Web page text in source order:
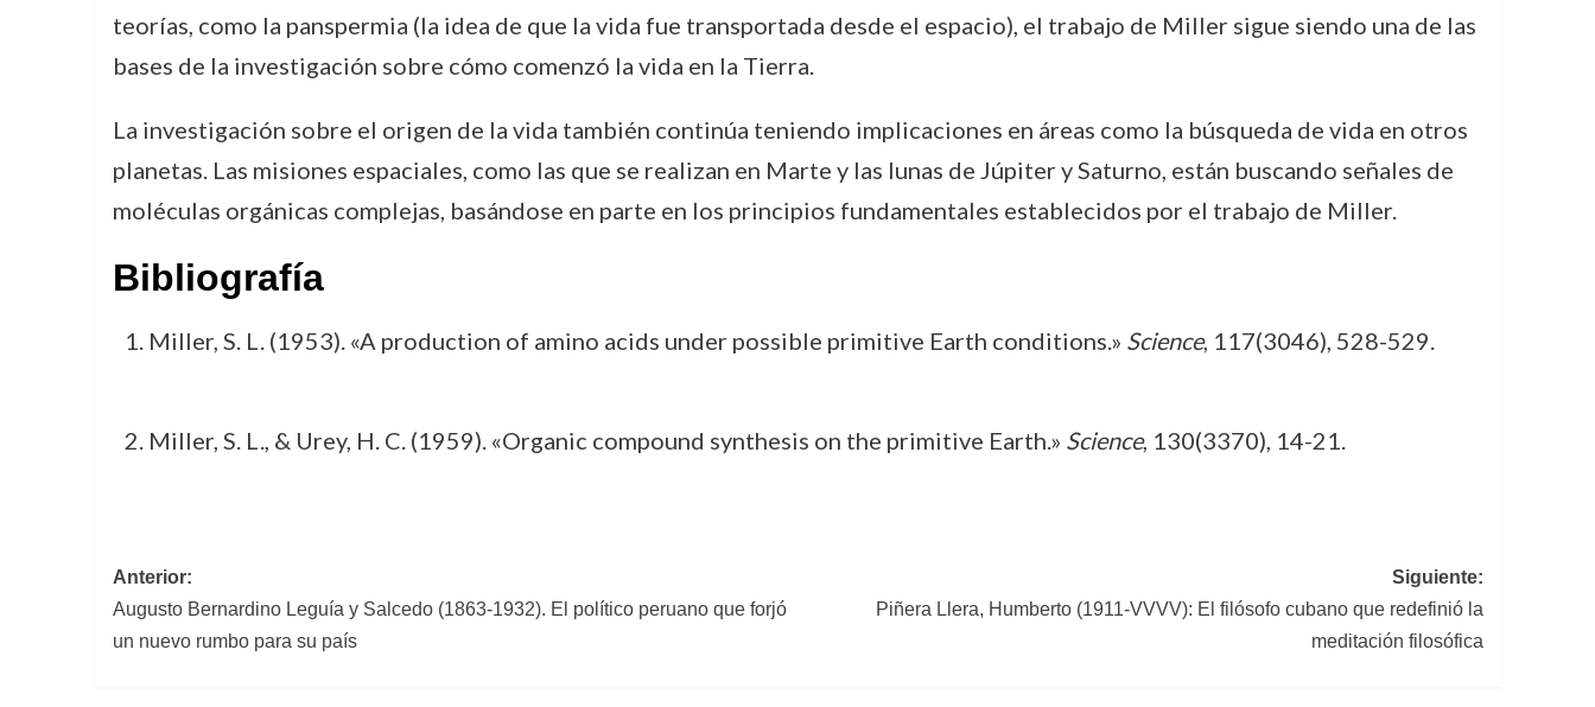
teorías, como la panspermia (la idea de que la vida fue transportada desde el espacio), el trabajo de Miller sigue siendo una de las
bases de la investigación sobre cómo comenzó la vida en la Tierra.
La investigación sobre el origen de la vida también continúa teniendo implicaciones en áreas como la búsqueda de vida en otros
planetas. Las misiones espaciales, como las que se realizan en Marte y las lunas de Júpiter y Saturno, están buscando señales de
moléculas orgánicas complejas, basándose en parte en los principios fundamentales establecidos por el trabajo de Miller.
Bibliografía
Miller, S. L. (1953). «A production of amino acids under possible primitive Earth conditions.» Science, 117(3046), 528-529.
Miller, S. L., & Urey, H. C. (1959). «Organic compound synthesis on the primitive Earth.» Science, 130(3370), 14-21.
Navegación
de
Anterior:
Augusto Bernardino Leguía y Salcedo (1863-1932). El político peruano que forjó
un nuevo rumbo para su país
Siguiente:
Piñera Llera, Humberto (1911-VVVV): El filósofo cubano que redefinió la
meditación filosófica